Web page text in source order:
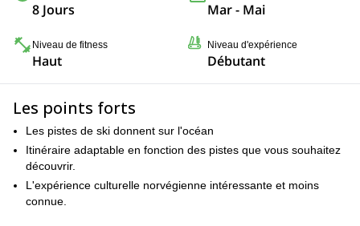
8 Jours Mar - Mai
Niveau de fitness
Haut
Niveau d'expérience
Débutant
Les points forts
Les pistes de ski donnent sur l'océan
Itinéraire adaptable en fonction des pistes que vous souhaitez
découvrir.
L'expérience culturelle norvégienne intéressante et moins
connue.